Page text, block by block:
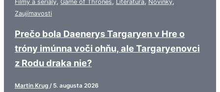
Filmy a seriály Game of Thrones Literatúra Novinky
Zaujímavosti
Prečo bola Daenerys Targaryen v Hre o
tróny imúnna voči ohňu, ale Targaryenovci
z Rodu draka nie?
Martin Krug / 5. augusta 2026